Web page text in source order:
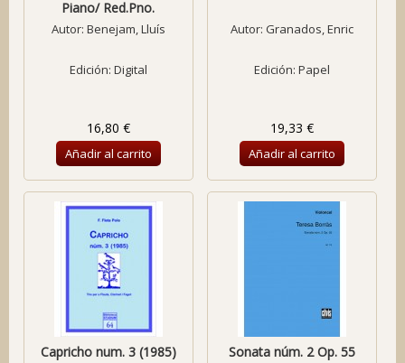
Piano/ Red.Pno.
Autor: Benejam, Lluís
Edición: Digital
16,80 €
Añadir al carrito
Autor: Granados, Enric
Edición: Papel
19,33 €
Añadir al carrito
Capricho num. 3 (1985) Sonata núm. 2 Op. 55